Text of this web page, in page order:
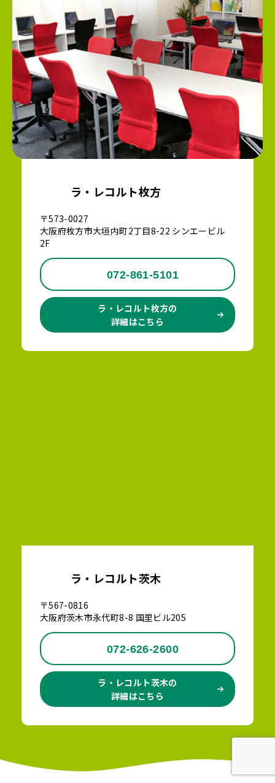
ラ・レコルト枚方
〒573-0027
大阪府枚方市大垣内町2丁目8-22 シンエービル
2F
072-861-5101
ラ・レコルト枚方の
詳細はこちら
ラ・レコルト茨木
〒567-0816
大阪府茨木市永代町8-8 国里ビル205
072-626-2600
ラ・レコルト茨木の
詳細はこちら